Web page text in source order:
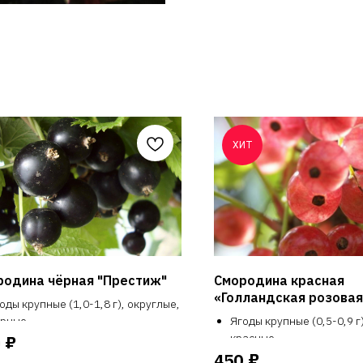
чёрная "Престиж"
крупные (1,0-1,8 г), округлые,
высокая,
₽
ХИТ
Смородина красная
«Голландская
Ягоды крупные (0,5-0,9
красные
Зимостойкость высокая,